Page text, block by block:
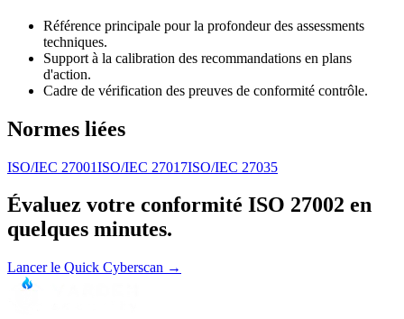
Référence principale pour la profondeur des assessments
techniques.
Support à la calibration des recommandations en plans
d'action.
Cadre de vérification des preuves de conformité contrôle.
Normes liées
ISO/IEC 27001ISO/IEC 27017ISO/IEC 27035
Évaluez votre conformité ISO 27002 en
quelques minutes.
Lancer le Quick Cyberscan →